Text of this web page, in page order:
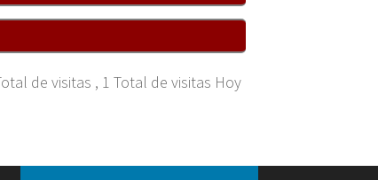
de visitas , 1 Total de visitas Hoy